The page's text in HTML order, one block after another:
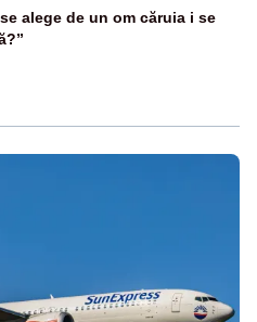
alege de un om căruia i se